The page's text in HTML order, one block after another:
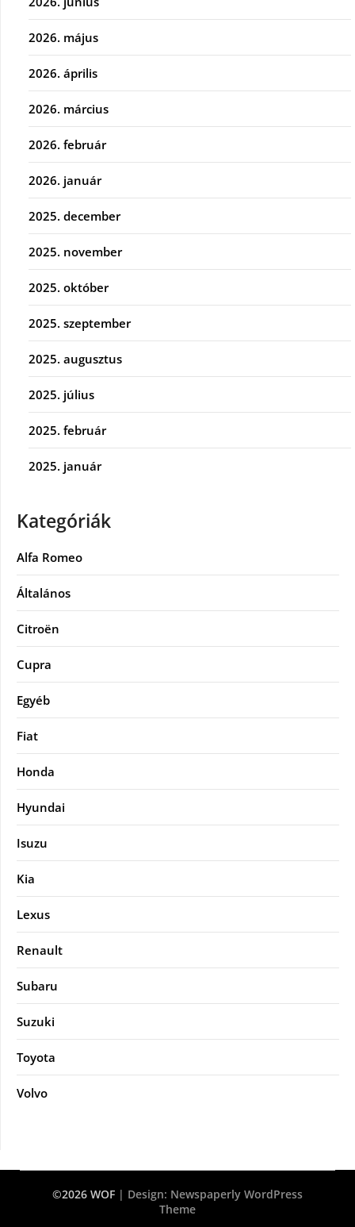
2026. május
2026. április
2026. március
2026. február
2026. január
2025. december
2025. november
2025. október
2025. szeptember
2025. augusztus
2025. július
2025. február
2025. január
Kategóriák
Alfa Romeo
Általános
Citroën
Cupra
Egyéb
Fiat
Honda
Hyundai
Isuzu
Kia
Lexus
Renault
Subaru
Suzuki
Toyota
Volvo
©2026 WOF | Design: Newspaperly WordPress
Theme